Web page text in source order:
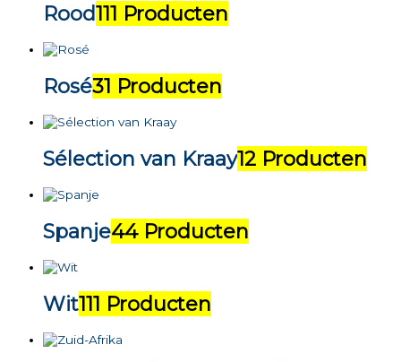
Rood111 Producten
Rosé31 Producten
Sélection van Kraay12 Producten
Spanje44 Producten
Wit111 Producten